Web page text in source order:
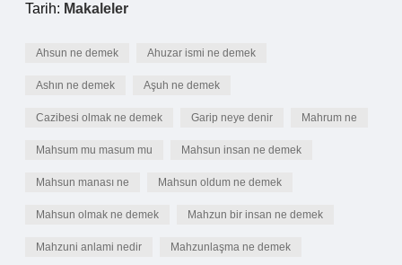
Tarih: Makaleler
Ahsun ne demek Ahuzar ismi ne demek
Ashın ne demek Aşuh ne demek
Cazibesi olmak ne demek Garip neye denir Mahrum ne
Mahsum mu masum mu Mahsun insan ne demek
Mahsun manası ne Mahsun oldum ne demek
Mahsun olmak ne demek Mahzun bir insan ne demek
Mahzuni anlami nedir Mahzunlaşma ne demek